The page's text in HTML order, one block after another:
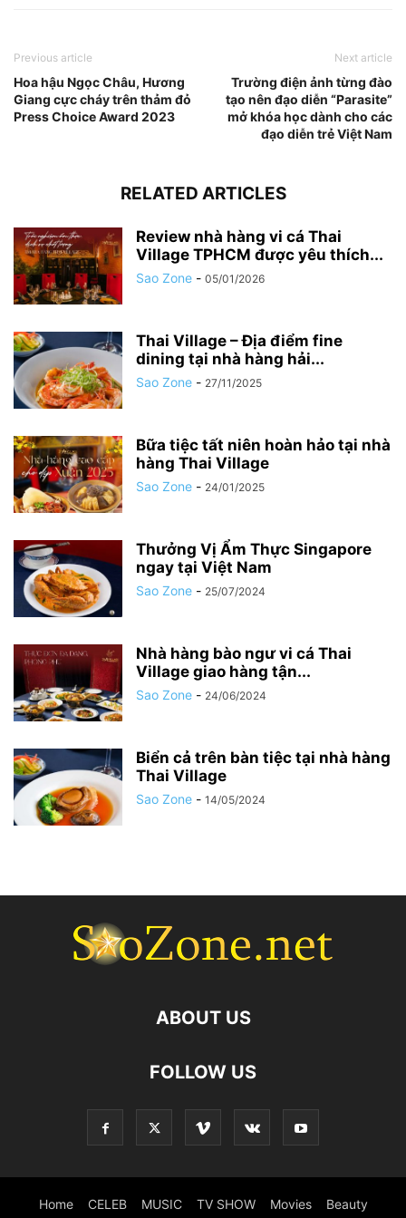
Previous article
Hoa hậu Ngọc Châu, Hương
Giang cực cháy trên thảm đỏ
Press Choice Award 2023
Next article
Trường điện ảnh từng đào
tạo nên đạo diễn “Parasite”
mở khóa học dành cho các
đạo diễn trẻ Việt Nam
RELATED ARTICLES
Review nhà hàng vi cá Thai
Village TPHCM được yêu thích...
Sao Zone - 05/01/2026
Thai Village – Địa điểm fine
dining tại nhà hàng hải...
Sao Zone - 27/11/2025
Bữa tiệc tất niên hoàn hảo tại nhà
hàng Thai Village
Sao Zone - 24/01/2025
Thưởng Vị Ẩm Thực Singapore
ngay tại Việt Nam
Sao Zone - 25/07/2024
Nhà hàng bào ngư vi cá Thai
Village giao hàng tận...
Sao Zone - 24/06/2024
Biển cả trên bàn tiệc tại nhà hàng
Thai Village
Sao Zone - 14/05/2024
ABOUT US
FOLLOW US
Home CELEB MUSIC TV SHOW Movies Beauty